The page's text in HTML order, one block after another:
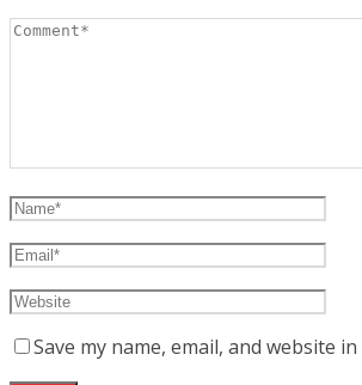
Save my name, email, and website